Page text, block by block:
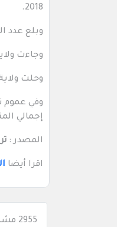
2018.
وبلع عدد
وجاءت ولاية أنطاليا في المرتبة
وحلت ولاية بورصة
إجمالي المنازل
المصدر :
اقرا أيضا
2955 مشاهدة